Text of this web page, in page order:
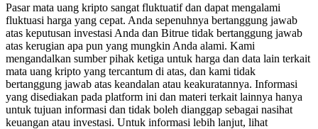
USDT New User Exclusive 10% APR
USDT Flexible Staking | Daily Rewards
Pasar mata uang kripto sangat fluktuatif dan dapat mengalami
fluktuasi harga yang cepat. Anda sepenuhnya bertanggung jawab
atas keputusan investasi Anda dan Bitrue tidak bertanggung jawab
atas kerugian apa pun yang mungkin Anda alami. Kami
mengandalkan sumber pihak ketiga untuk harga dan data lain terkait
mata uang kripto yang tercantum di atas, dan kami tidak
bertanggung jawab atas keandalan atau keakuratannya. Informasi
yang disediakan pada platform ini dan materi terkait lainnya hanya
untuk tujuan informasi dan tidak boleh dianggap sebagai nasihat
keuangan atau investasi. Untuk informasi lebih lanjut, lihat